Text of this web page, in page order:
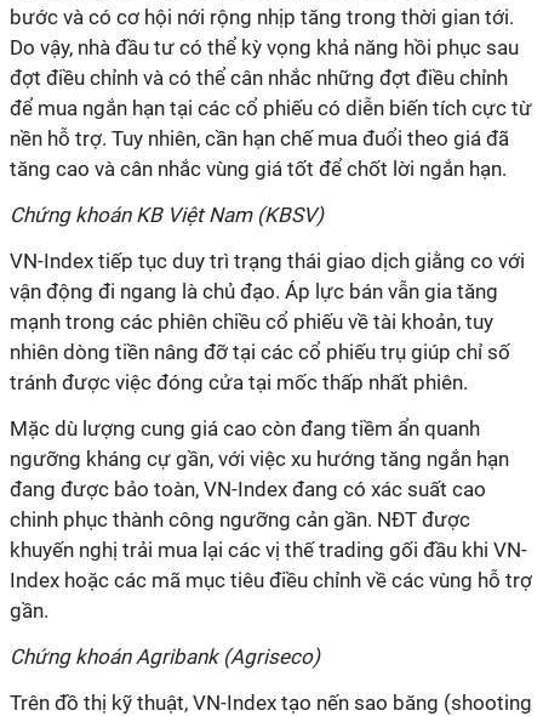
bước và có cơ hội nới rộng nhịp tăng trong thời gian tới.
Do vậy, nhà đầu tư có thể kỳ vọng khả năng hồi phục sau
đợt điều chỉnh và có thể cân nhắc những đợt điều chỉnh
để mua ngắn hạn tại các cổ phiếu có diễn biến tích cực từ
nền hỗ trợ. Tuy nhiên, cần hạn chế mua đuổi theo giá đã
tăng cao và cân nhắc vùng giá tốt để chốt lời ngắn hạn.
Chứng khoán KB Việt Nam (KBSV)
VN-Index tiếp tục duy trì trạng thái giao dịch giằng co với
vận động đi ngang là chủ đạo. Áp lực bán vẫn gia tăng
mạnh trong các phiên chiều cổ phiếu về tài khoản, tuy
nhiên dòng tiền nâng đỡ tại các cổ phiếu trụ giúp chỉ số
tránh được việc đóng cửa tại mốc thấp nhất phiên.
Mặc dù lượng cung giá cao còn đang tiềm ẩn quanh
ngưỡng kháng cự gần, với việc xu hướng tăng ngắn hạn
đang được bảo toàn, VN-Index đang có xác suất cao
chinh phục thành công ngưỡng cản gần. NĐT được
khuyến nghị trải mua lại các vị thế trading gối đầu khi VN-
Index hoặc các mã mục tiêu điều chỉnh về các vùng hỗ trợ
gần.
Chứng khoán Agribank (Agriseco)
Trên đồ thị kỹ thuật, VN-Index tạo nến sao băng (shooting